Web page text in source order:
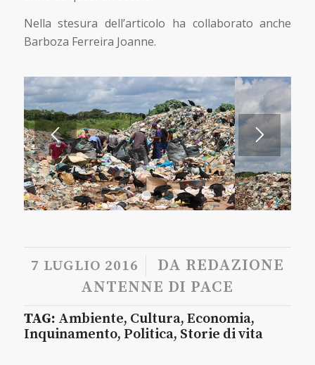
Nella stesura dell’articolo ha collaborato anche
Barboza Ferreira Joanne.
1 2 3
7 LUGLIO 2016
/ DA REDAZIONE
ANTENNE DI PACE
TAG: Ambiente, Cultura, Economia,
Inquinamento, Politica, Storie di vita